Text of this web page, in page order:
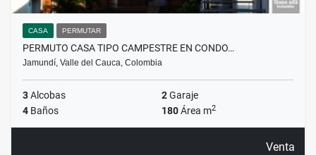
CASA PERMUTAR
PERMUTO CASA TIPO CAMPESTRE EN CONDO…
Jamundí, Valle del Cauca, Colombia
3Alcobas 2Garaje
4 Baños 180Área m2
Venta